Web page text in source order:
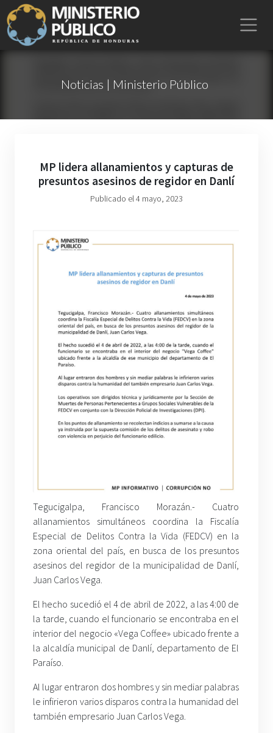
Noticias | Ministerio Público
MP lidera allanamientos y capturas de
presuntos asesinos de regidor en Danlí
Publicado el 4 mayo, 2023
Tegucigalpa, Francisco Morazán.- Cuatro
allanamientos simultáneos coordina la Fiscalía
Especial de Delitos Contra la Vida (FEDCV) en la
zona oriental del país, en busca de los presuntos
asesinos del regidor de la municipalidad de Danlí,
Juan Carlos Vega.
El hecho sucedió el 4 de abril de 2022, a las 4:00 de
la tarde, cuando el funcionario se encontraba en el
interior del negocio «Vega Coffee» ubicado frente a
la alcaldía municipal de Danlí, departamento de El
Paraíso.
Al lugar entraron dos hombres y sin mediar palabras
le infirieron varios disparos contra la humanidad del
también empresario Juan Carlos Vega.